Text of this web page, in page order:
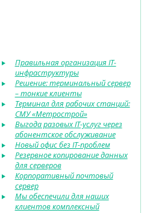
Правильная организация IT-
инфраструктуры
Решение: терминальный сервер
– тонкие клиенты
Терминал для рабочих станций:
СМУ «Метрострой»
Выгода разовых IT-услуг через
абонентское обслуживание
Новый офис без IT-проблем
Резервное копирование данных
для серверов
Корпоративный почтовый
сервер
Мы обеспечили для наших
клиентов комплексный